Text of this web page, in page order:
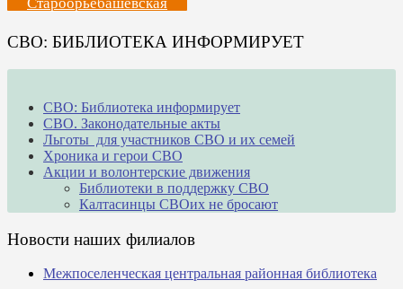
Староорьебашевская
СВО: БИБЛИОТЕКА ИНФОРМИРУЕТ
СВО: Библиотека информирует
СВО. Законодательные акты
Льготы для участников СВО и их семей
Хроника и герои СВО
Акции и волонтерские движения
Библиотеки в поддержку СВО
Калтасинцы СВОих не бросают
Новости наших филиалов
Межпоселенческая центральная районная библиотека